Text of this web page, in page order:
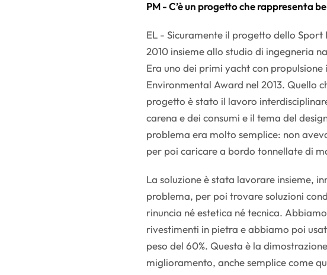
PM - C’è un progetto che rappresenta
EL - Sicuramente il progetto dello
2010 insieme allo studio di ingegneria
Era uno dei primi yacht con propulsione
Environmental Award nel 2013. Quello
progetto è stato il lavoro
carena e dei consumi e il tema del
problema era molto semplice: non
per poi caricare a bordo tonnellate di
La soluzione è stata lavorare insieme,
problema, per poi trovare soluzioni
rinuncia né estetica né tecnica.
rivestimenti in pietra e abbiamo poi
peso del 60%. Questa è la
miglioramento, anche semplice come